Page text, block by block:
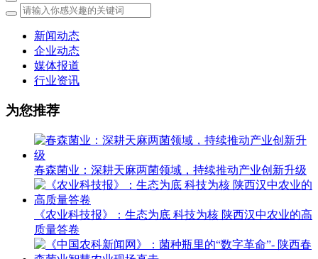
新闻动态
企业动态
媒体报道
行业资讯
为您推荐
春森菌业：深耕天麻两菌领域，持续推动产业创新升级
《农业科技报》：生态为底 科技为核 陕西汉中农业的高
质量答卷